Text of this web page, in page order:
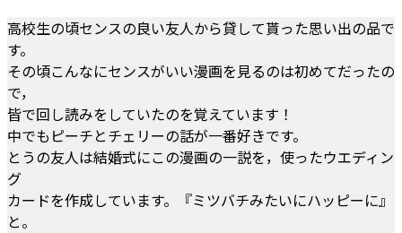
高校生の頃センスの良い友人から貸して貰った思い出の品で
す。
その頃こんなにセンスがいい漫画を見るのは初めてだったの
で，
皆で回し読みをしていたのを覚えています！
中でもピーチとチェリーの話が一番好きです。
とうの友人は結婚式にこの漫画の一説を，使ったウエディン
グ
カードを作成しています。『ミツバチみたいにハッピーに』
と。